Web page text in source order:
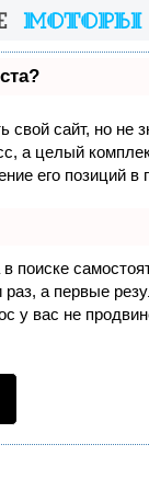
сайт, но не
а целый
его позиций в
поиске
раз, а первые
у вас не